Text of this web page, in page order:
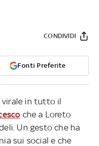
Fonti Preferite
CONDIVIDI
virale in tutto il
che a Loreto
Un gesto che ha
sui social e che